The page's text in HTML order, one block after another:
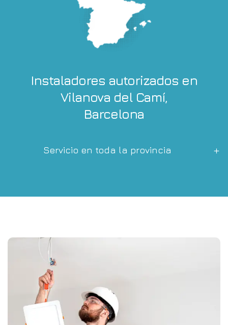
Instaladores autorizados en
Vilanova del Camí,
Barcelona
Servicio en toda la provincia